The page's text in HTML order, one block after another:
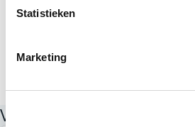
Statistieken
Marketing
Verwante